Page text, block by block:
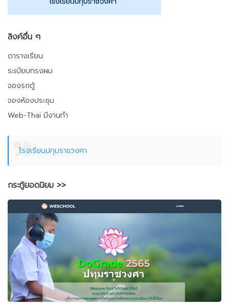
ลิงค์อื่น ๆ
ตารางเรียน
ระเบียบทรงผม
จองรถตู้
จองห้องประชุม
Web-Thai มีงานทำ
โรงเรียนปทุมราชวงศา
กระทู้ยอดนิยม >>